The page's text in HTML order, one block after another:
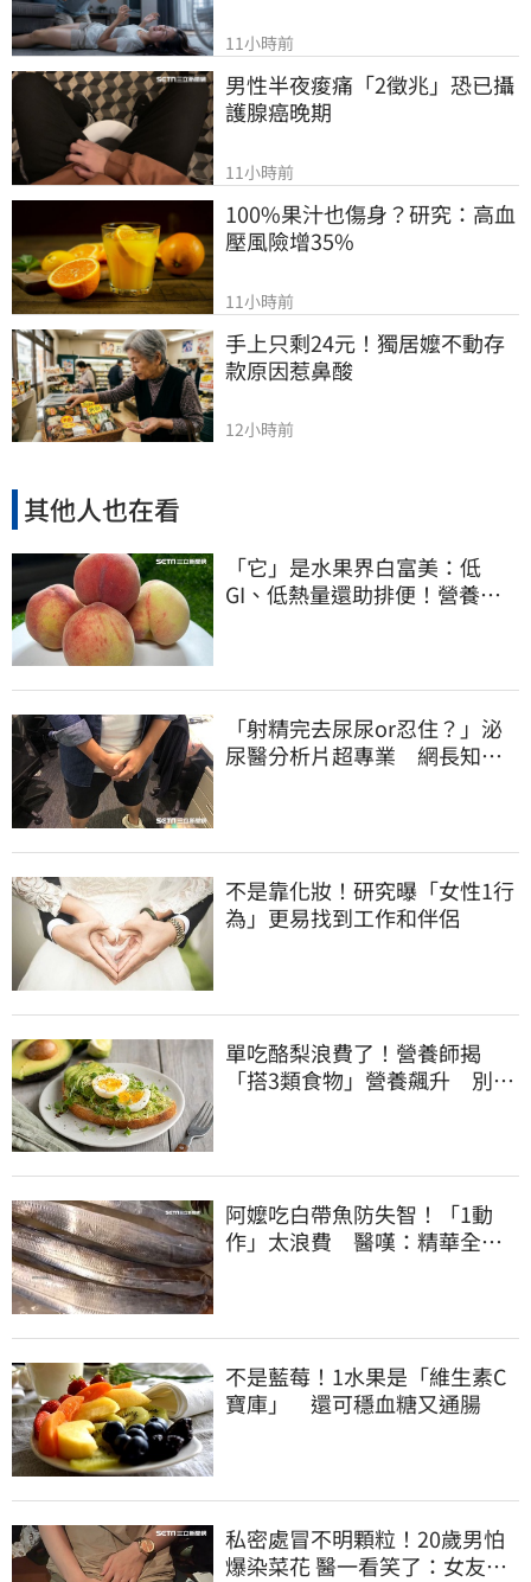
11小時前
男性半夜痠痛「2徵兆」恐已攝
護腺癌晚期
11小時前
100%果汁也傷身？研究：高血
壓風險增35%
11小時前
手上只剩24元！獨居嬤不動存
款原因惹鼻酸
12小時前
其他人也在看
「它」是水果界白富美：低
GI、低熱量還助排便！營養師
「射精完去尿尿or忍住？」泌
尿醫分析片超專業 網長知
不是靠化妝！研究曝「女性1行
為」更易找到工作和伴侶
單吃酪梨浪費了！營養師揭
「搭3類食物」營養飆升 別再
阿嬤吃白帶魚防失智！「1動
作」太浪費 醫嘆：精華全沒
不是藍莓！1水果是「維生素C
寶庫」 還可穩血糖又通腸
私密處冒不明顆粒！20歲男怕
爆染菜花 醫一看笑了：女友常